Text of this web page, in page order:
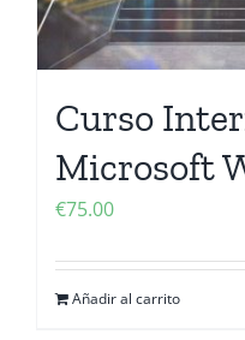
Curso
Microsoft
€75.00
Añadir al carrito